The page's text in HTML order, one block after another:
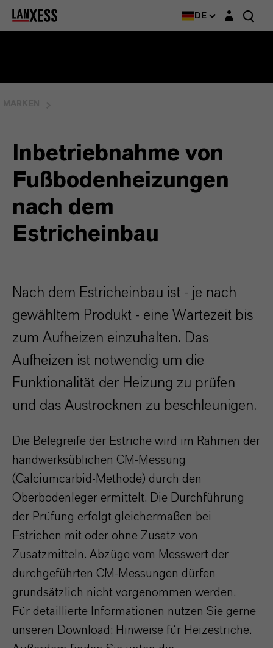
DE Login-Maske
Inbetriebnahme von
Fußbodenheizungen
nach dem
Estricheinbau
Nach dem Estricheinbau ist - je nach
gewähltem Produkt - eine Wartezeit bis
zum Aufheizen einzuhalten. Das
Aufheizen ist notwendig um die
Funktionalität der Heizung zu prüfen
und das Austrocknen zu beschleunigen.
Die Belegreife der Estriche wird im Rahmen der
handwerksüblichen CM-Messung
(Calciumcarbid-Methode) durch den
Oberbodenleger ermittelt. Die Durchführung
der Prüfung erfolgt gleichermaßen bei
Estrichen mit oder ohne Zusatz von
Zusatzmitteln. Abzüge vom Messwert der
durchgeführten CM-Messungen dürfen
grundsätzlich nicht vorgenommen werden.
Für detaillierte Informationen nutzen Sie gerne
unseren Download: Hinweise für Heizestriche​.